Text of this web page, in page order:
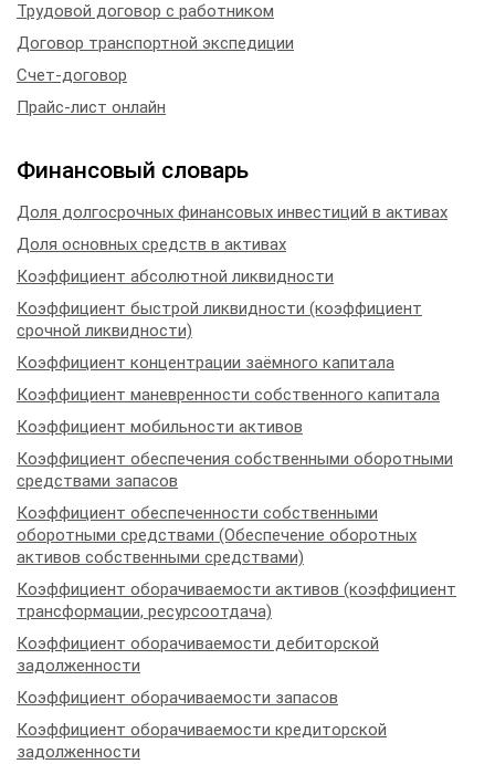
Трудовой договор с работником
Договор транспортной экспедиции
Счет-договор
Прайс-лист онлайн
Финансовый словарь
Доля долгосрочных финансовых инвестиций в активах
Доля основных средств в активах
Коэффициент абсолютной ликвидности
Коэффициент быстрой ликвидности (коэффициент
срочной ликвидности)
Коэффициент концентрации заёмного капитала
Коэффициент маневренности собственного капитала
Коэффициент мобильности активов
Коэффициент обеспечения собственными оборотными
средствами запасов
Коэффициент обеспеченности собственными
оборотными средствами (Обеспечение оборотных
активов собственными средствами)
Коэффициент оборачиваемости активов (коэффициент
трансформации, ресурсоотдача)
Коэффициент оборачиваемости дебиторской
задолженности
Коэффициент оборачиваемости запасов
Коэффициент оборачиваемости кредиторской
задолженности